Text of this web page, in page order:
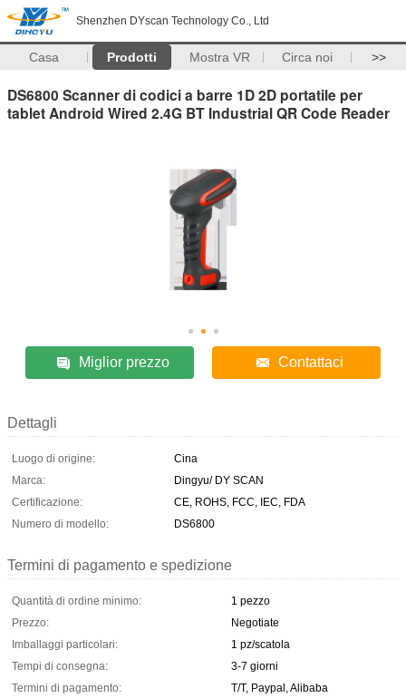
Shenzhen DYscan Technology Co., Ltd
Casa Prodotti Mostra VR Circa noi >>
DS6800 Scanner di codici a barre 1D 2D portatile per
tablet Android Wired 2.4G BT Industrial QR Code Reader
Miglior prezzo Contattaci
Dettagli
Luogo di origine:
Cina
Marca:
Dingyu/ DY SCAN
Certificazione:
CE, ROHS, FCC, IEC, FDA
Numero di modello:
DS6800
Termini di pagamento e spedizione
Quantità di ordine minimo:
1 pezzo
Prezzo:
Negotiate
Imballaggi particolari:
1 pz/scatola
Tempi di consegna:
3-7 giorni
Termini di pagamento:
T/T, Paypal, Alibaba